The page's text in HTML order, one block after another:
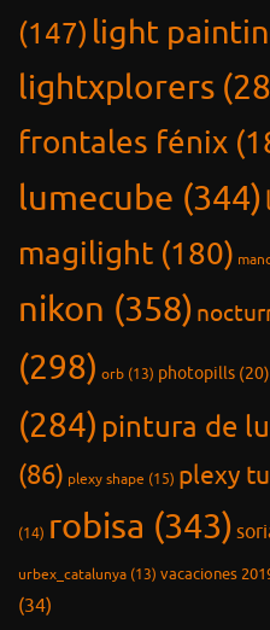
(147) light
lightxplorers
frontales fénix
lumecube (344)
magilight (180)
nikon (358)
(298) orb (13) photopills (20)
(284) pintura de
(86) plexy shape (15) plexy
(14) robisa (343)
urbex_catalunya (13) vacaciones
(34)